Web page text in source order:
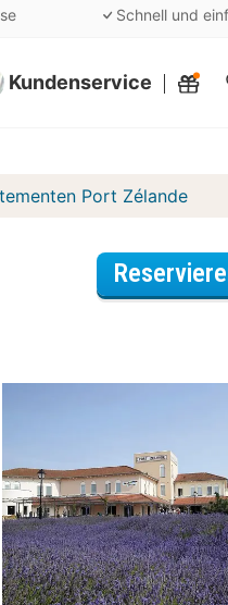
Schnell und
Kundenservice
Port Zélande